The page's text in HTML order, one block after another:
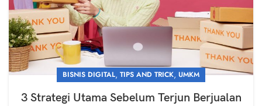
BISNIS DIGITAL, TIPS AND TRICK, UMKM
3 Strategi Utama Sebelum Terjun Berjualan